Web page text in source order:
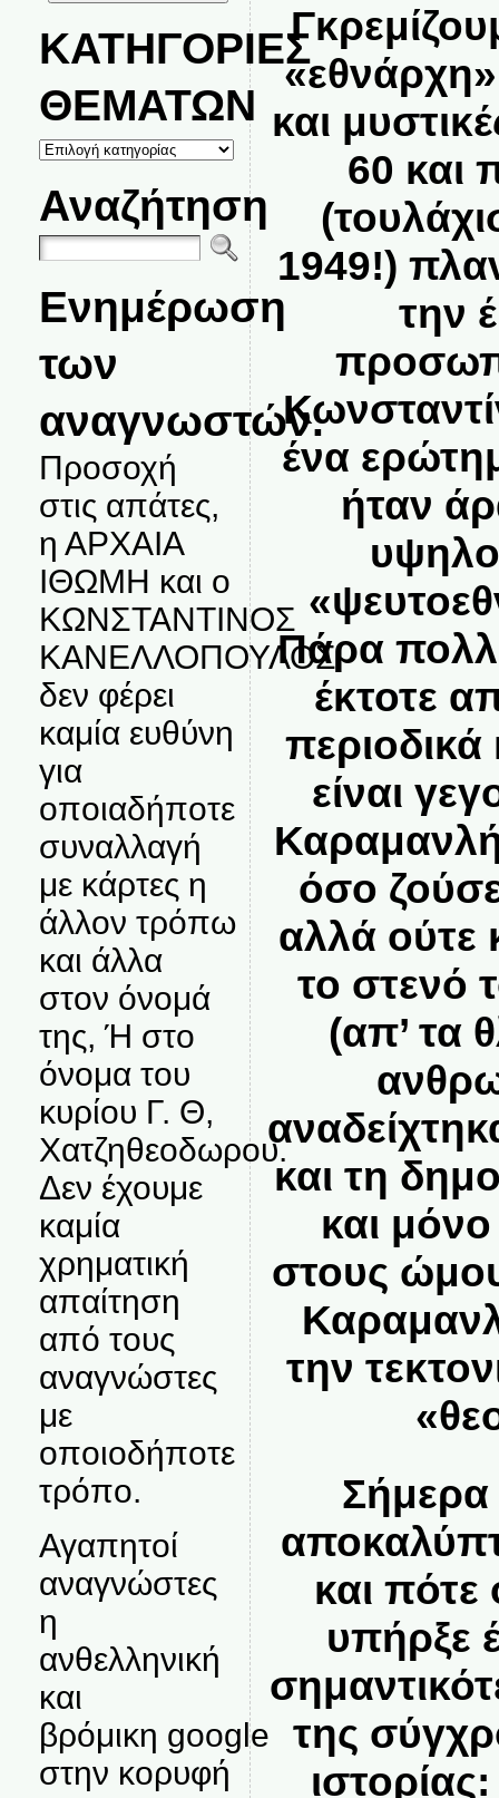
ΚΑΤΗΓΟΡΙΕΣ
ΘΕΜΑΤΩΝ
ΚΑΤΗΓΟΡΙΕΣ
ΘΕΜΑΤΩΝ
Αναζήτηση
Ενημέρωση
των
αναγνωστών.
Προσοχή
στις απάτες,
η ΑΡΧΑΙΑ
ΙΘΩΜΗ και ο
ΚΩΝΣΤΑΝΤΙΝΟΣ
ΚΑΝΕΛΛΟΠΟΥΛΟΣ
δεν φέρει
καμία ευθύνη
για
οποιαδήποτε
συναλλαγή
με κάρτες η
άλλον τρόπω
και άλλα
στον όνομά
της, Ή στο
όνομα του
κυρίου Γ. Θ,
Χατζηθεοδωρου.
Δεν έχουμε
καμία
χρηματική
απαίτηση
από τους
αναγνώστες
με
οποιοδήποτε
τρόπο.
Αγαπητοί
αναγνώστες
η
ανθελληνική
και
βρόμικη google
στην κορυφή
και
60 και
1949!)
την
ένα
ήταν
Πάρα
έκτοτε
περιοδικά
είναι
όσο
αλλά ούτε
το στενό
(απ’ τα
και τη
και
στους
την
Σήμερα
και
υπήρξε
της